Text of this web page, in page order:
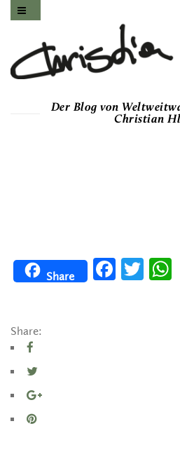
Der Blog von
Christian
Share
FacebookTwitter
Share: